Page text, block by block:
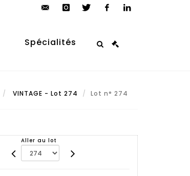
auction.com
Spécialités
VINTAGE - Lot 274 Lot n° 274
Aller au lot